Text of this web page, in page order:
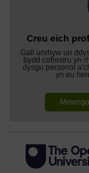
Creu eich
Gall unrhyw un
bydd cofrestru yn
dysgu personol
yn eu